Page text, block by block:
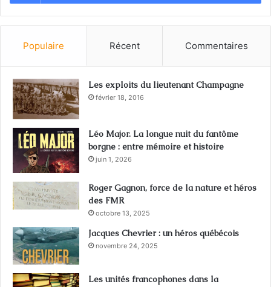
Populaire Récent Commentaires
Les exploits du lieutenant Champagne
février 18, 2016
Léo Major. La longue nuit du fantôme
borgne : entre mémoire et histoire
juin 1, 2026
Roger Gagnon, force de la nature et héros
des FMR
octobre 13, 2025
Jacques Chevrier : un héros québécois
novembre 24, 2025
Les unités francophones dans la